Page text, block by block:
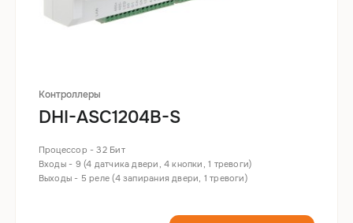
Контроллеры
DHI-ASC1204B-S
Процессор - 32 Бит
Входы - 9 (4 датчика двери, 4 кнопки, 1 тревоги)
Выходы - 5 реле (4 запирания двери, 1 тревоги)